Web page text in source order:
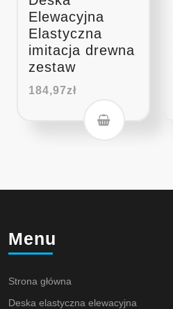
Elewacyjna
Elastyczna
imitacja drewna
zestaw
184,97zł
Menu
Strona główna
Deska elastyczna elewacyjna